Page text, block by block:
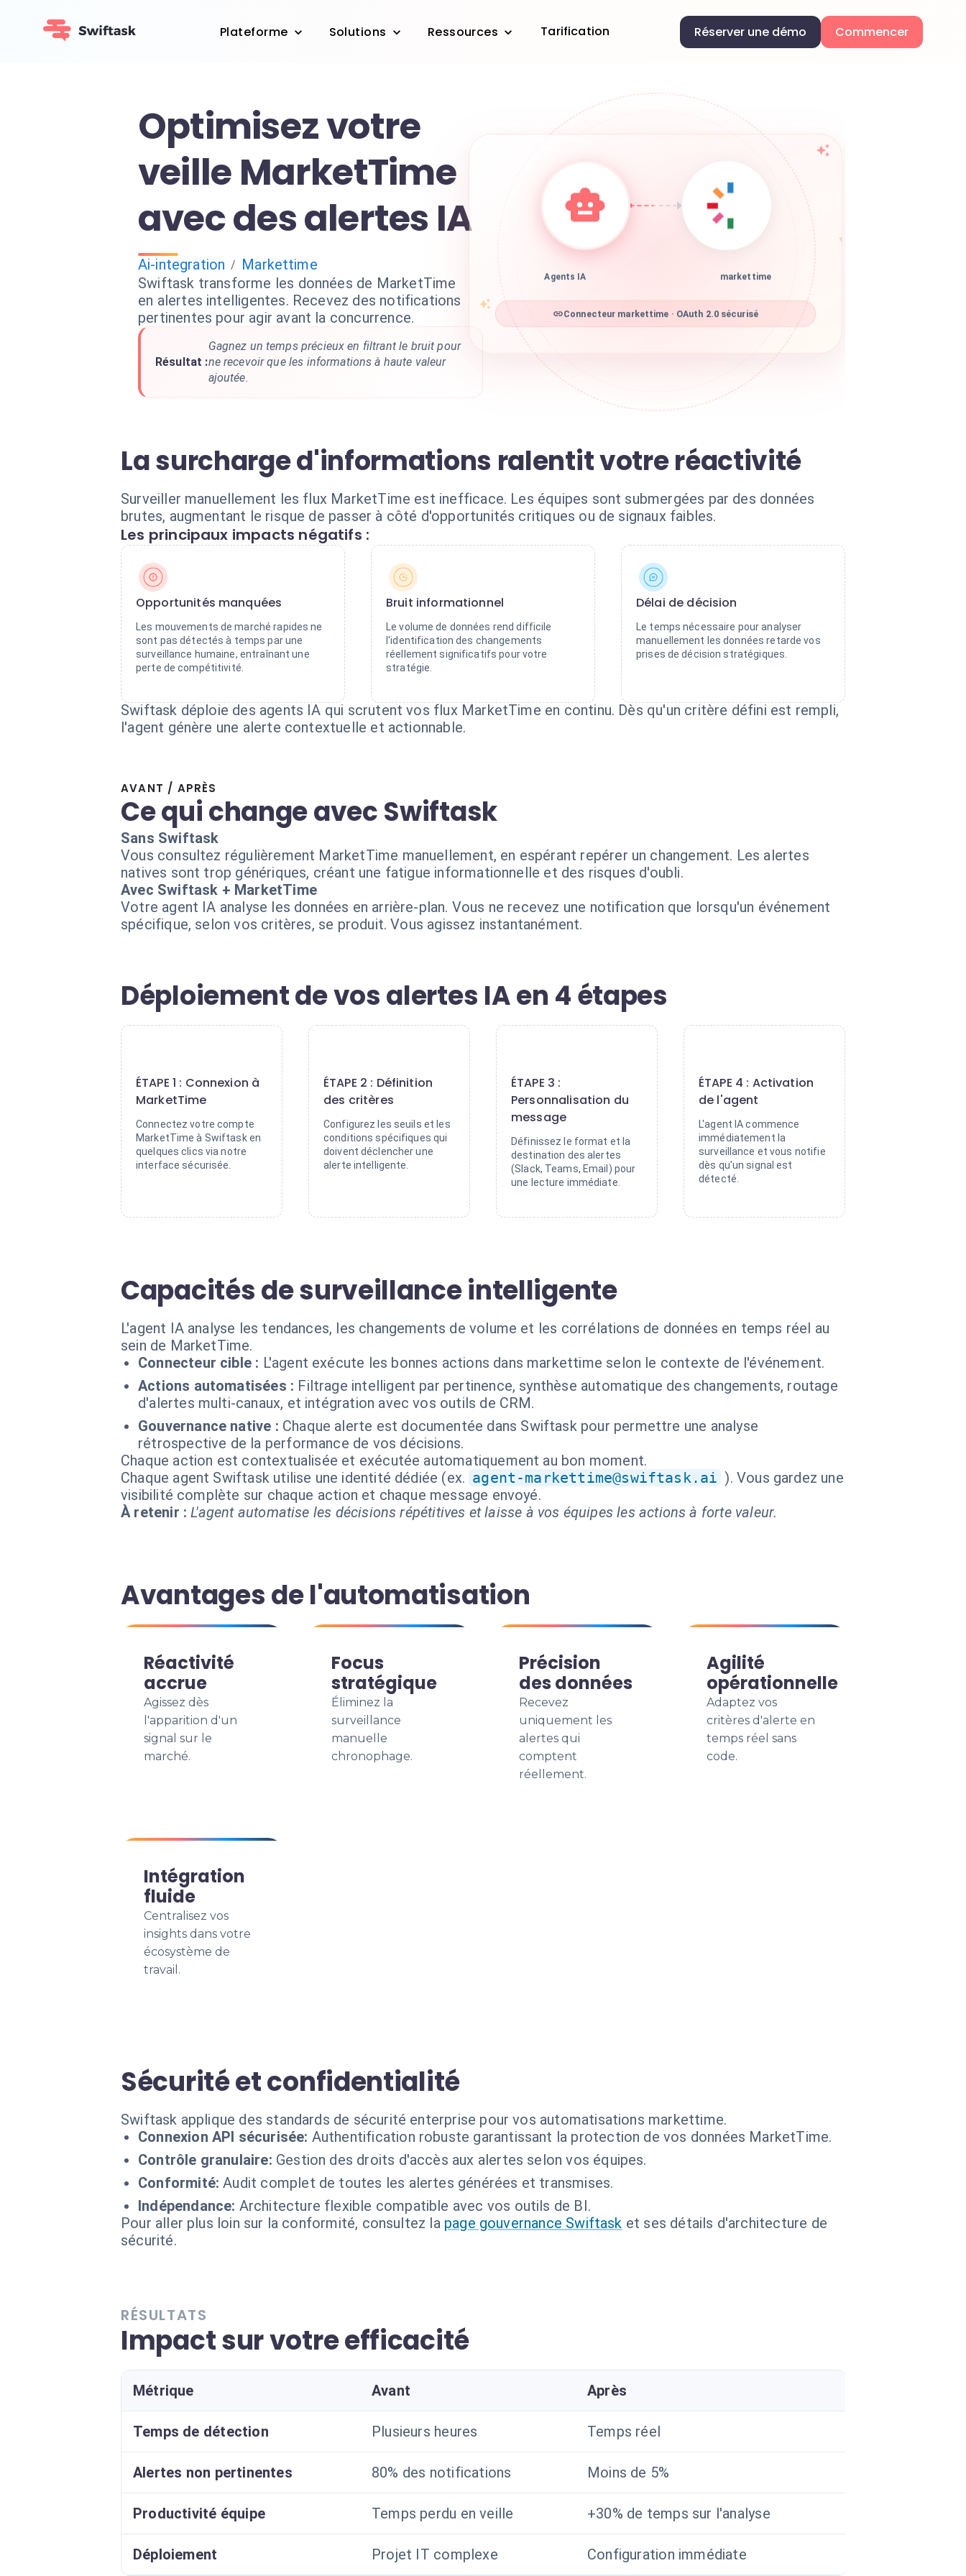
Plateforme Solutions Ressources Tarification Réserver une démo Commencer
Optimisez votre
veille MarketTime
avec des alertes IA
Ai-integration / Markettime
Swiftask transforme les données de MarketTime
en alertes intelligentes. Recevez des notifications
pertinentes pour agir avant la concurrence.
Résultat :
Gagnez un temps précieux en filtrant le bruit pour
ne recevoir que les informations à haute valeur
ajoutée.
Agents IA markettime
Connecteur markettime · OAuth 2.0 sécurisé
La surcharge d'informations ralentit votre réactivité
Surveiller manuellement les flux MarketTime est inefficace. Les équipes sont submergées par des données
brutes, augmentant le risque de passer à côté d'opportunités critiques ou de signaux faibles.
Les principaux impacts négatifs :
Opportunités manquées
Les mouvements de marché rapides ne
sont pas détectés à temps par une
surveillance humaine, entraînant une
perte de compétitivité.
Bruit informationnel
Le volume de données rend difficile
l'identification des changements
réellement significatifs pour votre
stratégie.
Délai de décision
Le temps nécessaire pour analyser
manuellement les données retarde vos
prises de décision stratégiques.
Swiftask déploie des agents IA qui scrutent vos flux MarketTime en continu. Dès qu'un critère défini est rempli,
l'agent génère une alerte contextuelle et actionnable.
AVANT / APRÈS
Ce qui change avec Swiftask
Sans Swiftask
Vous consultez régulièrement MarketTime manuellement, en espérant repérer un changement. Les alertes
natives sont trop génériques, créant une fatigue informationnelle et des risques d'oubli.
Avec Swiftask + MarketTime
Votre agent IA analyse les données en arrière-plan. Vous ne recevez une notification que lorsqu'un événement
spécifique, selon vos critères, se produit. Vous agissez instantanément.
Déploiement de vos alertes IA en 4 étapes
ÉTAPE 1 : Connexion à
MarketTime
Connectez votre compte
MarketTime à Swiftask en
quelques clics via notre
interface sécurisée.
ÉTAPE 2 : Définition
des critères
Configurez les seuils et les
conditions spécifiques qui
doivent déclencher une
alerte intelligente.
ÉTAPE 3 :
Personnalisation du
message
Définissez le format et la
destination des alertes
(Slack, Teams, Email) pour
une lecture immédiate.
ÉTAPE 4 : Activation
de l'agent
L'agent IA commence
immédiatement la
surveillance et vous notifie
dès qu'un signal est
détecté.
Capacités de surveillance intelligente
L'agent IA analyse les tendances, les changements de volume et les corrélations de données en temps réel au
sein de MarketTime.
Connecteur cible : L'agent exécute les bonnes actions dans markettime selon le contexte de l'événement.
Actions automatisées : Filtrage intelligent par pertinence, synthèse automatique des changements, routage
d'alertes multi-canaux, et intégration avec vos outils de CRM.
Gouvernance native : Chaque alerte est documentée dans Swiftask pour permettre une analyse
rétrospective de la performance de vos décisions.
Chaque action est contextualisée et exécutée automatiquement au bon moment.
Chaque agent Swiftask utilise une identité dédiée (ex. agent-markettime@swiftask.ai ). Vous gardez une
visibilité complète sur chaque action et chaque message envoyé.
À retenir : L'agent automatise les décisions répétitives et laisse à vos équipes les actions à forte valeur.
Avantages de l'automatisation
Réactivité
accrue
Agissez dès
l'apparition d'un
signal sur le
marché.
Focus
stratégique
Éliminez la
surveillance
manuelle
chronophage.
Précision
des données
Recevez
uniquement les
alertes qui
comptent
réellement.
Agilité
opérationnelle
Adaptez vos
critères d'alerte en
temps réel sans
code.
Intégration
fluide
Centralisez vos
insights dans votre
écosystème de
travail.
Sécurité et confidentialité
Swiftask applique des standards de sécurité enterprise pour vos automatisations markettime.
Connexion API sécurisée: Authentification robuste garantissant la protection de vos données MarketTime.
Contrôle granulaire: Gestion des droits d'accès aux alertes selon vos équipes.
Conformité: Audit complet de toutes les alertes générées et transmises.
Indépendance: Architecture flexible compatible avec vos outils de BI.
Pour aller plus loin sur la conformité, consultez la page gouvernance Swiftask et ses détails d'architecture de
sécurité.
RÉSULTATS
Impact sur votre efficacité
Métrique Avant Après
Temps de détection Plusieurs heures Temps réel
Alertes non pertinentes 80% des notifications Moins de 5%
Productivité équipe Temps perdu en veille +30% de temps sur l'analyse
Déploiement Projet IT complexe Configuration immédiate